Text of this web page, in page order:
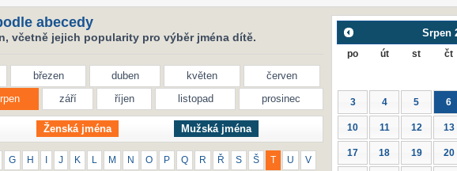
abecedy
včetně jejich popularity pro výběr jména dítě.
březen duben květen
červen
září říjen listopad prosinec
Ženská jména Mužská jména
G H J K M N O P Q R Ř S Š T U V
Srpen
po út st čt
3 4 5 6
10 11 12 13
17 18 19 20